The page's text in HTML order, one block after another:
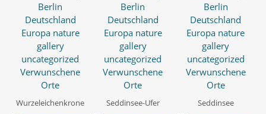
Wurzeleichenkrone Seddinsee-Ufer Seddinsee